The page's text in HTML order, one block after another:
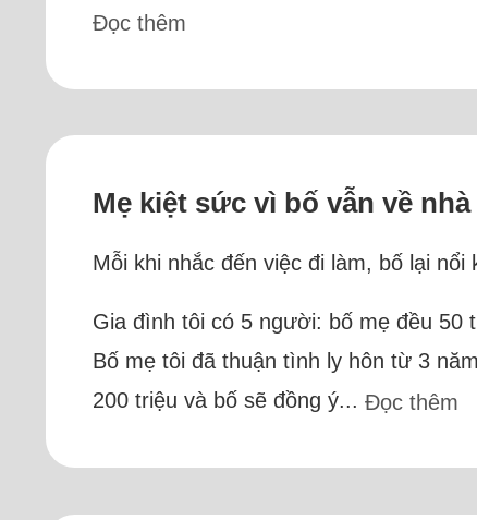
Đọc thêm
Mẹ kiệt sức vì bố vẫn về
Mỗi khi nhắc đến việc đi làm, bố lại
Gia đình tôi có 5 người: bố mẹ đều 50
Bố mẹ tôi đã thuận tình ly hôn từ 3
200 triệu và bố sẽ đồng ý... Đọc thêm